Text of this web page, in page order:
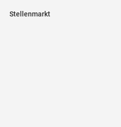
Stellenmarkt